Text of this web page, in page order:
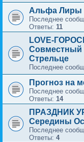
Альфа Лиры
Последнее
Ответы: 11
LOVE-
Совместный
Стрельце
Последнее
Прогноз на
Последнее
Ответы: 14
ПРАЗДНИК
Середины
Последнее
Ответы: 4